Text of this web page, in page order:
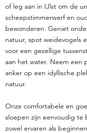
of leg aan in IJlst om de
scheepstimmerwerf en
bewonderen. Geniet
natuur, spot weidevogels
voor een gezellige
aan het water. Neem een
anker op een idyllische
natuur.
Onze comfortabele en
sloepen zijn eenvoudig te
zowel ervaren als